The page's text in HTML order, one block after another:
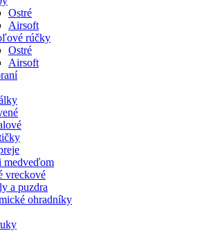
Ostré
Airsoft
rúčky
Ostré
Airsoft
medveďom
vreckové
a puzdra
ohradníky